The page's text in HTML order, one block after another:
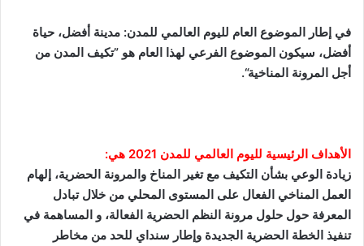
في إطار الموضوع العام لليوم العالمي للمدن: مدينة أفضل، حياة
أفضل، سيكون الموضوع الفرعي لهذا العام هو ”تكيف المدن من
أجل المرونة المناخية“.
الأهداف الرئيسية لليوم العالمي للمدن 2021 هي:
زيادة الوعي بشأن التكيف مع تغير المناخ والمرونة الحضرية، إلهام
العمل المناخي الفعال على المستوى المحلي من خلال تبادل
المعرفة حول حلول مرونة النظم الحضرية الفعالة، و المساهمة في
تنفيذ الخطة الحضرية الجديدة وإطار سنداي للحد من مخاطر